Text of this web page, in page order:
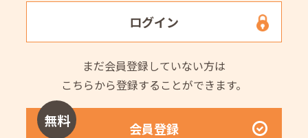
ログイン
まだ会員登録していない方は
こちらから登録することができます。
無料 会員登録